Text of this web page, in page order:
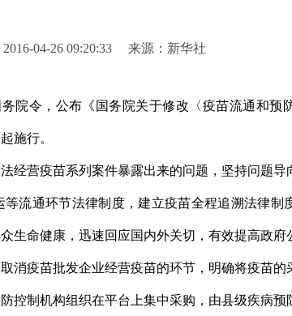
2016-04-26 09:20:33 来源：新华社
院令，公布《国务院关于修改〈疫苗流通和预
施行。
经营疫苗系列案件暴露出来的问题，坚持问题导
流通环节法律制度，建立疫苗全程追溯法律制
生命健康，迅速回应国内外关切，有效提高政府
消疫苗批发企业经营疫苗的环节，明确将疫苗的
控制机构组织在平台上集中采购，由县级疾病预